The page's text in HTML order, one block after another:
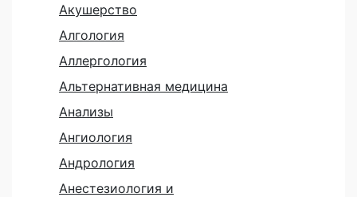
Акушерство
Алгология
Аллергология
Альтернативная медицина
Анализы
Ангиология
Андрология
Анестезиология и